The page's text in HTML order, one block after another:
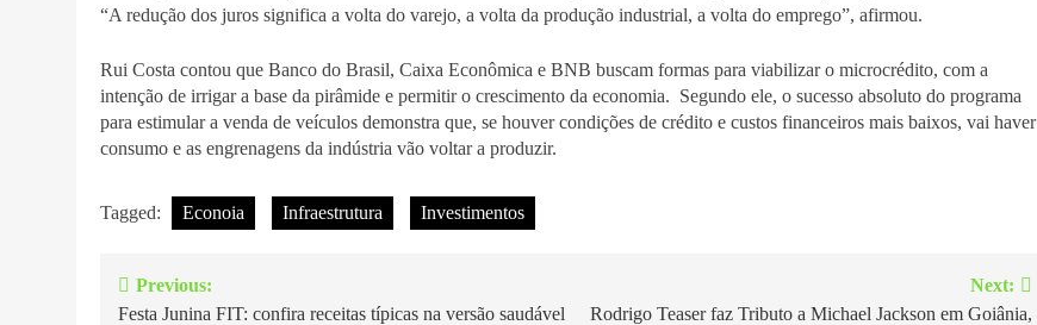
“A redução dos juros significa a volta do varejo, a volta da produção industrial, a volta do emprego”, afirmou.
Rui Costa contou que Banco do Brasil, Caixa Econômica e BNB buscam formas para viabilizar o microcrédito, com a
intenção de irrigar a base da pirâmide e permitir o crescimento da economia. Segundo ele, o sucesso absoluto do programa
para estimular a venda de veículos demonstra que, se houver condições de crédito e custos financeiros mais baixos, vai haver
consumo e as engrenagens da indústria vão voltar a produzir.
Tagged: Econoia Infraestrutura Investimentos
Navegação
Previous:
Festa Junina FIT: confira receitas típicas na versão saudável
Next:
Rodrigo Teaser faz Tributo a Michael Jackson em Goiânia,